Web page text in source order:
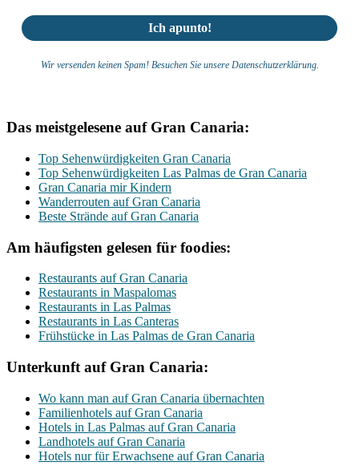
Wir versenden keinen Spam! Besuchen Sie unsere Datenschutzerklärung.
Das meistgelesene auf Gran Canaria:
Top Sehenwürdigkeiten Gran Canaria
Top Sehenwürdigkeiten Las Palmas de Gran Canaria
Gran Canaria mir Kindern
Wanderrouten auf Gran Canaria
Beste Strände auf Gran Canaria
Am häufigsten gelesen für foodies:
Restaurants auf Gran Canaria
Restaurants in Maspalomas
Restaurants in Las Palmas
Restaurants in Las Canteras
Frühstücke in Las Palmas de Gran Canaria
Unterkunft auf Gran Canaria:
Wo kann man auf Gran Canaria übernachten
Familienhotels auf Gran Canaria
Hotels in Las Palmas auf Gran Canaria
Landhotels auf Gran Canaria
Hotels nur für Erwachsene auf Gran Canaria